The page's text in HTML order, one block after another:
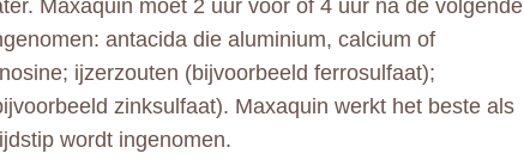
Maxaquin moet 2 uur vóór of 4 uur na de volgende
antacida die aluminium, calcium of
ijzerzouten (bijvoorbeeld ferrosulfaat);
zinksulfaat). Maxaquin werkt het beste als
wordt ingenomen.